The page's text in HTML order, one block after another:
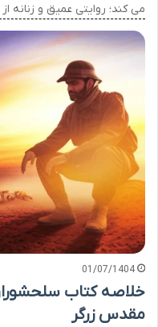
می کند؛ روایتی عمیق و زنانه
01/07/1404
خلاصه کتاب
مقدس زرگر